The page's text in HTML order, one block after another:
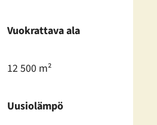
Vuokrattava ala
12 500 m²
Uusiolämpö